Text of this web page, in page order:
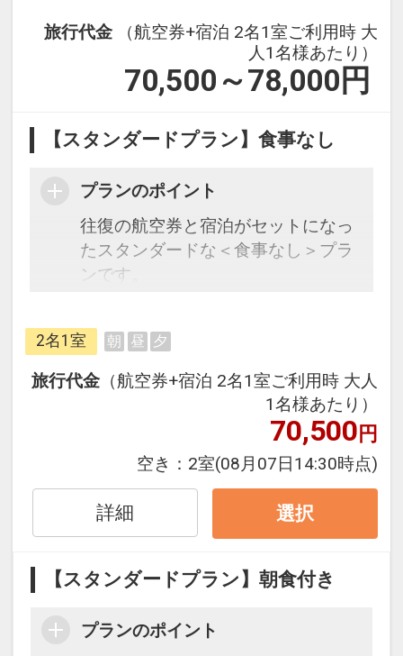
旅行代金
（航空券+宿泊 2名1室ご利用時 大
人1名様あたり）
70,500～78,000 円
【スタンダードプラン】食事なし
プランのポイント
往復の航空券と宿泊がセットになっ
たスタンダードな＜食事なし＞プラ
ンです。
できるダイナミックパッケージだか
ら、一都市滞在はもちろん周遊旅行
にも最適！
旅行期間中の1泊だけの宿泊や延
泊・飛び泊なども自由自在です。
フライトは、安心のJAL（または
JALグループ）確約！フライトマイ
ル50%貯まります。
オプションでレンタカーや現地交
通・体験プランなどの追加（同時予
約）が可能なプランもございます。
2名1室 朝 昼 夕
旅行代金 （航空券+宿泊 2名1室ご利用時 大人
1名様あたり）
70,500円
空き： 2室(08月07日14:30時点)
詳細 選択
【スタンダードプラン】朝食付き
プランのポイント